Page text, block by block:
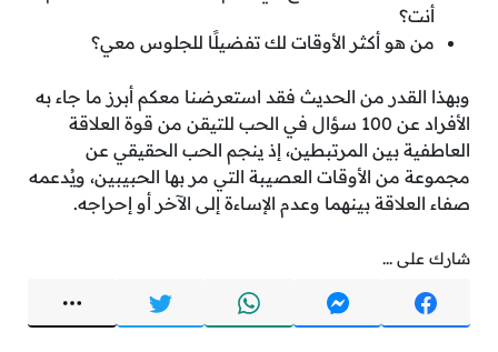
أنت؟
من هو أكثر الأوقات لك تفضيلًا للجلوس معي؟
وبهذا القدر من الحديث فقد استعرضنا معكم أبرز ما جاء به
الأفراد عن 100 سؤال في الحب للتيقن من قوة العلاقة
العاطفية بين المرتبطين، إذ ينجم الحب الحقيقي عن
مجموعة من الأوقات العصيبة التي مر بها الحبيبين، ويُدعمه
صفاء العلاقة بينهما وعدم الإساءة إلى الآخر أو إحراجه.
شارك على ...